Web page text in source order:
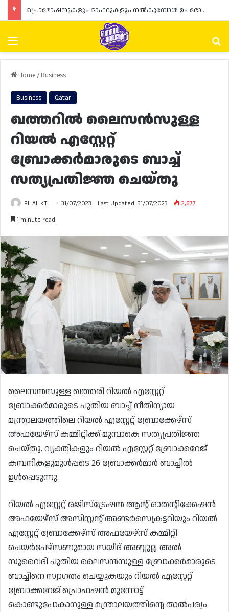
പ്രൊമോഷനുകളും ഓഫറുകളും നൽകുമ്പോൾ ഉപഭോക്താക്കളുടെ അവകാശങ്ങൾ ഉറപ്പാക്കണമെന്ന് ഖത്തർ വാണിജ്യ വ്യവസായ മന്ത്രാലയത്തിന്റെ (MoCI) നിർദ്ദേശം
Menu
Home/ Business
Business Qatar
ഖത്തറിൽ ലൈസൻസുള്ള
റിയൽ എസ്റ്റേറ്റ്
ബ്രോക്കർമാരുടെ ബാച്ച്
സത്യപ്രതിജ്ഞ ചെയ്തു
BILAL KT 31/07/2023 Last Updated: 31/07/2023
2,677
1 minute read
ലൈസൻസുള്ള ഖത്തരി റിയൽ എസ്റ്റേറ്റ്
ബ്രോക്കർമാരുടെ പുതിയ ബാച്ച് നീതിന്യായ
മന്ത്രാലയത്തിലെ റിയൽ എസ്റ്റേറ്റ് ബ്രോക്കേഴ്‌സ്
അഫയേഴ്‌സ് കമ്മിറ്റിക്ക് മുമ്പാകെ സത്യപ്രതിജ്ഞ
ചെയ്തു. വ്യക്തികളും റിയൽ എസ്റ്റേറ്റ് ബ്രോക്കറേജ്
കമ്പനികളുമുൾപ്പടെ 26 ബ്രോക്കർമാർ ബാച്ചിൽ
ഉൾപ്പെടുന്നു.
റിയൽ എസ്റ്റേറ്റ് രജിസ്‌ട്രേഷൻ ആന്റ് ഓതന്റിക്കേഷൻ
അഫയേഴ്‌സ് അസിസ്റ്റന്റ് അണ്ടർസെക്രട്ടറിയും റിയൽ
എസ്റ്റേറ്റ് ബ്രോക്കേഴ്‌സ് അഫയേഴ്‌സ് കമ്മിറ്റി
ചെയർപേഴ്‌സണുമായ സയീദ് അബ്ദുല്ല അൽ
സുവൈദി പുതിയ ലൈസൻസുള്ള ബ്രോക്കർമാരുടെ
ബാച്ചിനെ സ്വാഗതം ചെയ്യുകയും റിയൽ എസ്റ്റേറ്റ്
ബ്രോക്കറേജ് പ്രൊഫഷൻ മുന്നോട്ട്
കൊണ്ടുപോകാനുള്ള മന്ത്രാലയത്തിന്റെ താൽപര്യം